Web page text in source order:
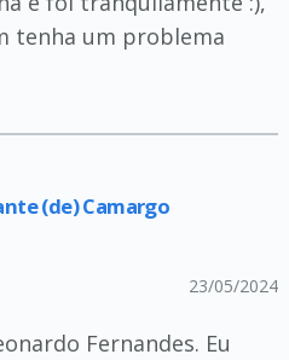
tenha um problema
(de) Camargo
23/05/2024
Fernandes. Eu